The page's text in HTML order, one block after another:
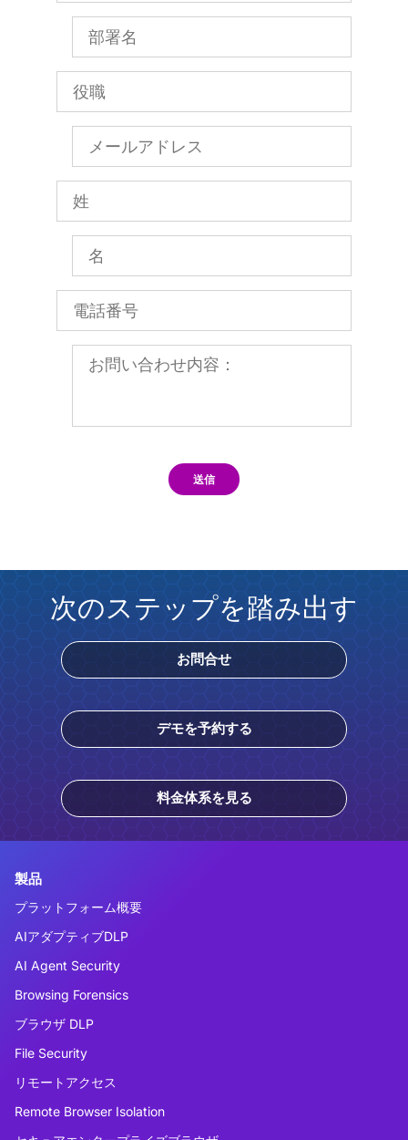
送信
次のステップを踏み出す
お問合せ
デモを予約する
料金体系を見る
製品
プラットフォーム概要
AIアダプティブDLP
AI Agent Security
Browsing Forensics
ブラウザ DLP
File Security
リモートアクセス
Remote Browser Isolation